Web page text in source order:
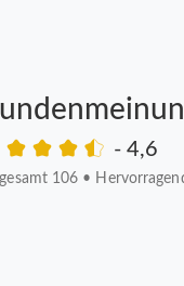
- 4,6
106 •